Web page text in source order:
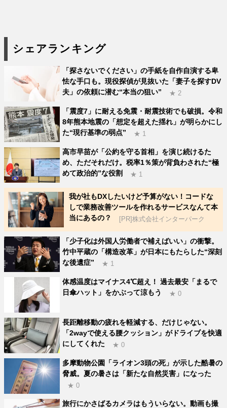
シェアランキング
「探さないでください」の手紙を自作自演する卑
怯な手口も。現役探偵が見抜いた「妻子を探すDV
夫」の依頼に潜む“本当の狙い”
★ 2
「震度7」に耐える免震・耐震技術でも破損。令和
8年熊本地震の「想定を超えた揺れ」が明らかにし
た“現行基準の弱点”
★ 1
高市早苗が「公約を守る首相」を演じ続けるた
め、ただそれだけ。税率1％策が背負わされた“極
めて政治的”な役割
★ 1
我が社もDXしたいけど予算がない！コードな
しで業務改善ツールを作れるサービスなんて本
当にあるの？
[PR]株式会社インターパーク
「少子化は外国人労働者で補えばいい」の衝撃。
竹中平蔵の「構造改革」が日本にもたらした“深刻
な後遺症”
★ 1
体感温度はマイナス4℃超え！ 過去最安「まるで
日傘ハット」をかぶって涼もう
★ 0
長距離移動の疲れを軽減する、だけじゃない。
「2wayで使える腰クッション」がドライブを快適
にしてくれた
★ 0
多摩動物公園「ライオン3頭の死」が示した酷暑の
脅威。夏の暑さは「新たな自然災害」になった
★ 0
旅行にかさばるカメラはもういらない。動画も撮